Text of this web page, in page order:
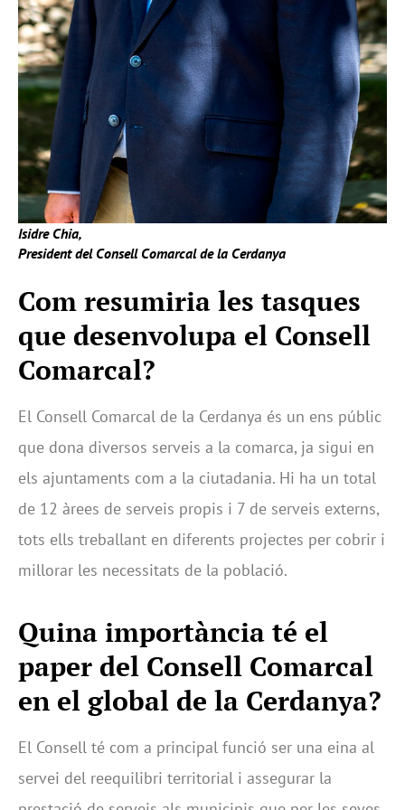
Isidre Chia,
President del Consell Comarcal de la Cerdanya
Com resumiria les tasques
que desenvolupa el Consell
Comarcal?
El Consell Comarcal de la Cerdanya és un ens públic
que dona diversos serveis a la comarca, ja sigui en
els ajuntaments com a la ciutadania. Hi ha un total
de 12 àrees de serveis propis i 7 de serveis externs,
tots ells treballant en diferents projectes per cobrir i
millorar les necessitats de la població.
Quina importància té el
paper del Consell Comarcal
en el global de la Cerdanya?
El Consell té com a principal funció ser una eina al
servei del reequilibri territorial i assegurar la